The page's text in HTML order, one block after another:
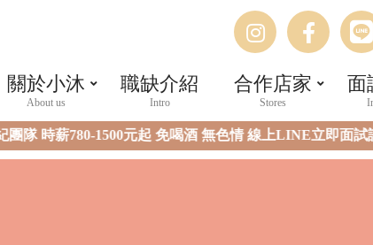
關於小沐 職缺介紹 合作店家 面
隊 時薪780-1500元起 免喝酒 無色情 線上LINE立即面試諮